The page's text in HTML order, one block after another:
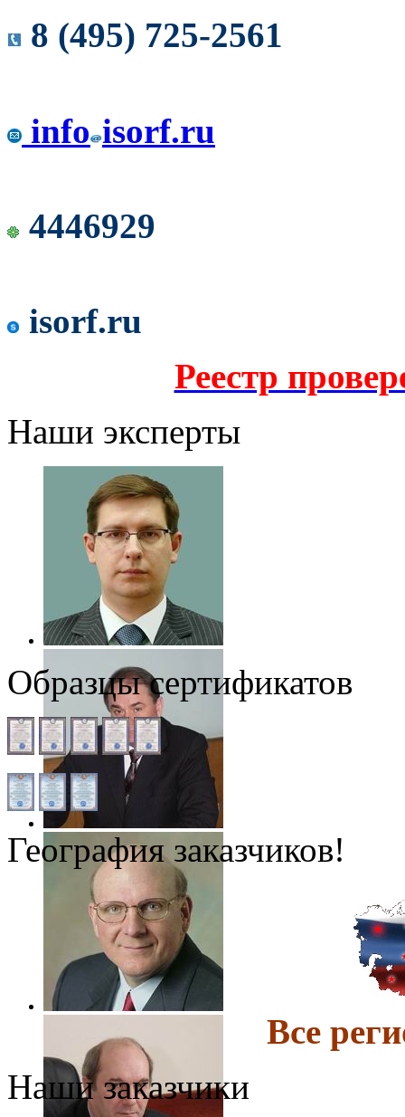
8 (495) 725-2561
info isorf.ru
4446929
isorf.ru
Реестр
Наши эксперты
Образцы сертификатов
География заказчиков!
Все
Наши заказчики